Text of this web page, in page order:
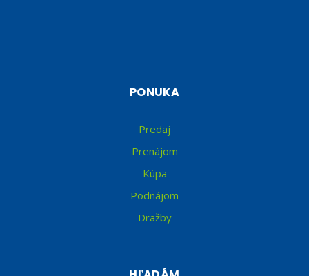
PONUKA
Predaj
Prenájom
Kúpa
Podnájom
Dražby